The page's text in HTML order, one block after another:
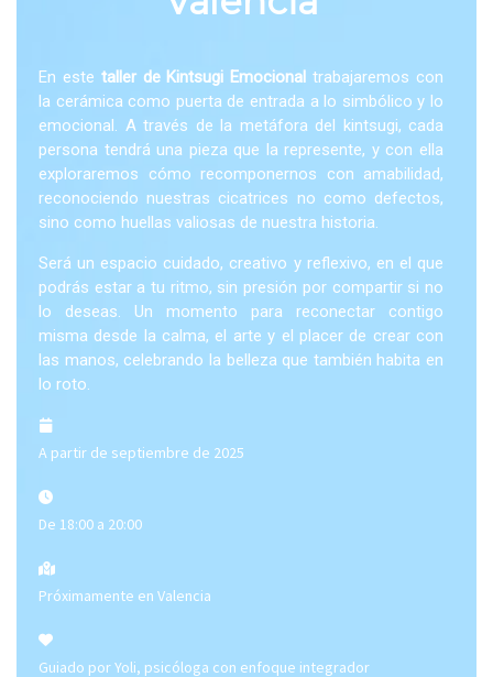
En este taller de Kintsugi Emocional trabajaremos con
la cerámica como puerta de entrada a lo simbólico y lo
emocional. A través de la metáfora del kintsugi, cada
persona tendrá una pieza que la represente, y con ella
exploraremos cómo recomponernos con amabilidad,
reconociendo nuestras cicatrices no como defectos,
sino como huellas valiosas de nuestra historia.
Será un espacio cuidado, creativo y reflexivo, en el que
podrás estar a tu ritmo, sin presión por compartir si no
lo deseas. Un momento para reconectar contigo
misma desde la calma, el arte y el placer de crear con
las manos, celebrando la belleza que también habita en
lo roto.
A partir de septiembre de 2025
De 18:00 a 20:00
Próximamente en Valencia
Guiado por Yoli, psicóloga con enfoque integrador